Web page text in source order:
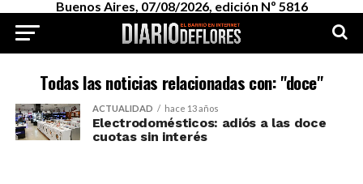
Buenos Aires, 07/08/2026, edición Nº 5816
Todas las noticias relacionadas con: "doce"
ACTUALIDAD hace 13 años
Electrodomésticos: adiós a las doce
cuotas sin interés